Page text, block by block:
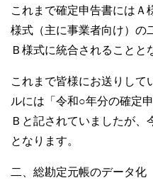
これまで確定申告書にはＡ
様式（主に事業者向け）の
Ｂ様式に統合されることと
これまで皆様にお送りして
ルには「令和○年分の確定
Ｂと記されていましたが、
となります。
二、総勘定元帳のデータ化